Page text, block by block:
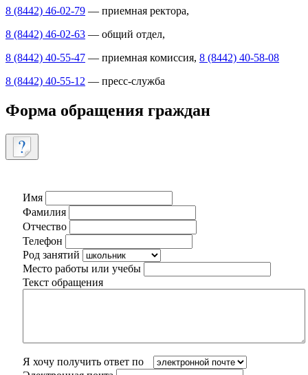
8 (8442) 46-02-79 — приемная ректора,
8 (8442) 46-02-63 — общий отдел,
8 (8442) 40-55-47 — приемная комиссия, 8 (8442) 40-58-08
8 (8442) 40-55-12 — пресс-служба
Форма обращения граждан
Имя
Фамилия
Отчество
Телефон
Род занятий
Место работы или учебы
Текст обращения
Я хочу получить ответ по